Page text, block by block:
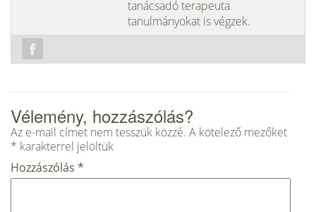
tanácsadó terapeuta
tanulmányokat is végzek.
Vélemény, hozzászólás?
Az e-mail címet nem tesszük közzé. A kötelező mezőket
* karakterrel jelöltük
Hozzászólás *